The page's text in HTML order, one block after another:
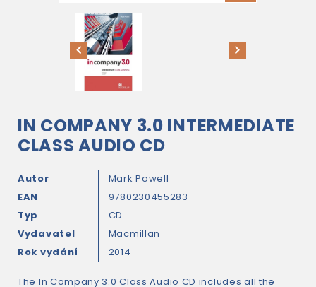
IN COMPANY 3.0 INTERMEDIATE
CLASS AUDIO CD
Autor
Mark Powell
EAN
9780230455283
Typ
CD
Vydavatel
Macmillan
Rok vydání
2014
The In Company 3.0 Class Audio CD includes all the